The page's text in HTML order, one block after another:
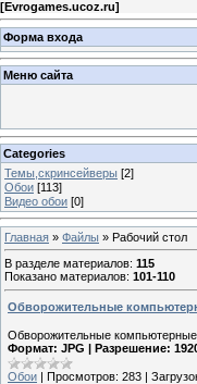
[Evrogames.ucoz.ru]
Форма входа
Меню сайта
Categories
Темы,скринсейверы [2]
Обои [113]
Видео обои [0]
Главная » Файлы » Рабочий стол
В разделе материалов: 115
Показано материалов: 101-110
Обворожительные
Обворожительные
Формат: JPG | Разрешение:
Обои | Просмотров: 283 |